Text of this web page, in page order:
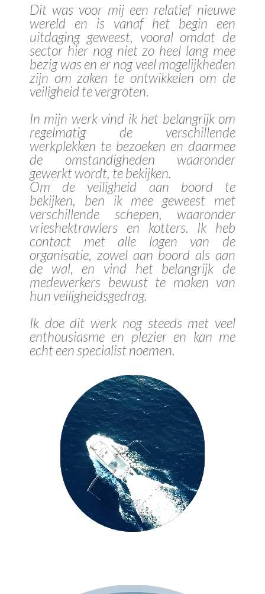
Dit was voor mij een relatief nieuwe
wereld en is vanaf het begin een
uitdaging geweest, vooral omdat de
sector hier nog niet zo heel lang mee
bezig was en er nog veel mogelijkheden
zijn om zaken te ontwikkelen om de
veiligheid te vergroten.
In mijn werk vind ik het belangrijk om
regelmatig de verschillende
werkplekken te bezoeken en daarmee
de omstandigheden waaronder
gewerkt wordt, te bekijken.
Om de veiligheid aan boord te
bekijken, ben ik mee geweest met
verschillende schepen, waaronder
vrieshektrawlers en kotters. Ik heb
contact met alle lagen van de
organisatie, zowel aan boord als aan
de wal, en vind het belangrijk de
medewerkers bewust te maken van
hun veiligheidsgedrag.
Ik doe dit werk nog steeds met veel
enthousiasme en plezier en kan me
echt een specialist noemen.
Videospeler